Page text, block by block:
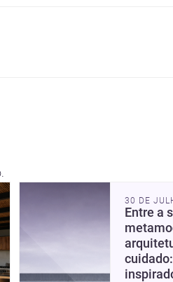
quer
decorar.
30 DE
Entre a